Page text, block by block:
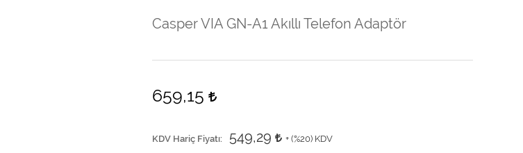
Casper VIA GN-A1 Akıllı Telefon Adaptör
659,15
KDV Hariç Fiyatı 549,29 + (%20) KDV